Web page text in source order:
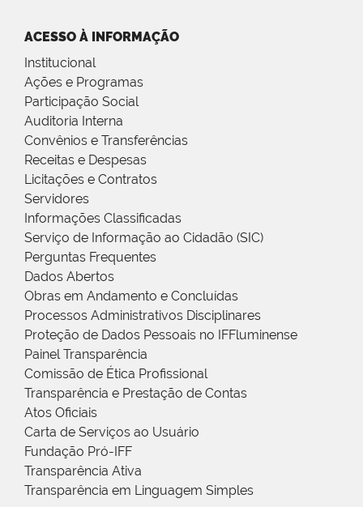
ACESSO À INFORMAÇÃO
Institucional
Ações e Programas
Participação Social
Auditoria Interna
Convênios e Transferências
Receitas e Despesas
Licitações e Contratos
Servidores
Informações Classificadas
Serviço de Informação ao Cidadão (SIC)
Perguntas Frequentes
Dados Abertos
Obras em Andamento e Concluídas
Processos Administrativos Disciplinares
Proteção de Dados Pessoais no IFFluminense
Painel Transparência
Comissão de Ética Profissional
Transparência e Prestação de Contas
Atos Oficiais
Carta de Serviços ao Usuário
Fundação Pró-IFF
Transparência Ativa
Transparência em Linguagem Simples